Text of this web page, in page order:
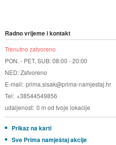
Radno vrijeme i kontakt
Trenutno zatvoreno
PON. - PET, SUB: 08:00 - 20:00
NED: Zatvoreno
E-mail prima.sisak@prima-namjestaj.hr
Tel +38544549856
udaljenost 0 m od tvoje lokacije
Prikaz na karti
Sve Prima namještaj akcije